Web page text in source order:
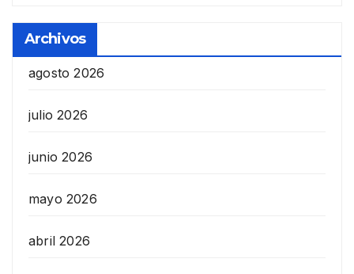
Archivos
agosto 2026
julio 2026
junio 2026
mayo 2026
abril 2026